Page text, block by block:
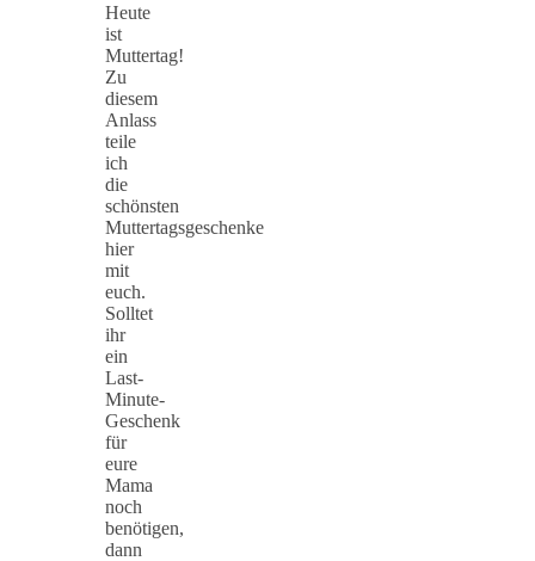
Heute
ist
Muttertag!
Zu
diesem
Anlass
teile
ich
die
schönsten
Muttertagsgeschenke
hier
mit
euch.
Solltet
ihr
ein
Last-
Minute-
Geschenk
für
eure
Mama
noch
benötigen,
dann